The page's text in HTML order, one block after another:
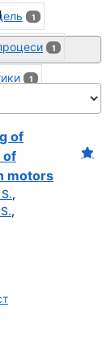
1
1
1
of
of
motors
,
,